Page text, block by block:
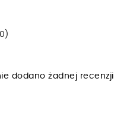
dodano żadnej recenzji.